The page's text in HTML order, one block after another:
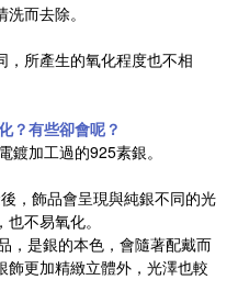
洗而去除。
，所產生的氧化程度也不相
？有些卻會呢？
加工過的925素銀。
，飾品會呈現與純銀不同的光
不易氧化。
，是銀的本色，會隨著配戴而
飾更加精緻立體外，光澤也較